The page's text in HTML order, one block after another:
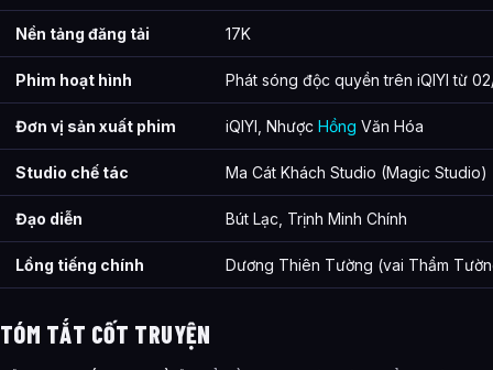
Nền tảng đăng tải 17K
Phim hoạt hình Phát sóng độc quyền trên iQIYI từ
Đơn vị sản xuất phim iQIYI, Nhược Hồng Văn Hóa
Studio chế tác Ma Cát Khách Studio (Magic Studio)
Đạo diễn Bút Lạc, Trịnh Minh Chính
Lồng tiếng chính Dương Thiên Tường (vai Thẩm
TÓM TẮT CỐT TRUYỆN